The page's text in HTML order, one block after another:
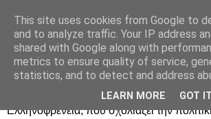
Ραδιοφωνική
Ελληνοφρένεια
Η γνωστή ραδιοφωνική εκπομπή κατά
Ελληνοφρένεια, που σχολιάζει την
This site uses cookies from Google to
and to analyze traffic. Your IP address
shared with Google along with
metrics to ensure quality of service,
statistics, and to detect and address
LEARN MORE GOT IT